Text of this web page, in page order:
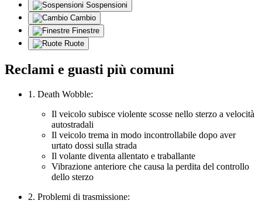
Sospensioni
Cambio
Finestre
Ruote
Reclami e guasti più comuni
1. Death Wobble:
Il veicolo subisce violente scosse nello sterzo a velocità
autostradali
Il veicolo trema in modo incontrollabile dopo aver
urtato dossi sulla strada
Il volante diventa allentato e traballante
Vibrazione anteriore che causa la perdita del controllo
dello sterzo
2. Problemi di trasmissione: